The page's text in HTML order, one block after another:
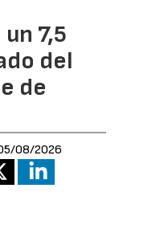
7,5
del
de
08/2026